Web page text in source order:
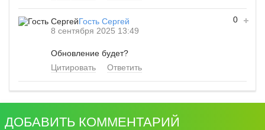
0
Гость Сергей
8 сентября 2025 13:49
Обновление будет?
Цитировать
Ответить
ДОБАВИТЬ КОММЕНТАРИЙ